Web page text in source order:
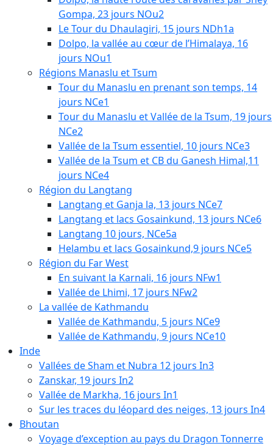
Gompa, 23 jours NOu2
Le Tour du Dhaulagiri, 15 jours NDh1a
Dolpo, la vallée au cœur de l’Himalaya, 16
jours NOu1
Régions Manaslu et Tsum
Tour du Manaslu en prenant son temps, 14
jours NCe1
Tour du Manaslu et Vallée de la Tsum, 19 jours
NCe2
Vallée de la Tsum essentiel, 10 jours NCe3
Vallée de la Tsum et CB du Ganesh Himal,11
jours NCe4
Région du Langtang
Langtang et Ganja la, 13 jours NCe7
Langtang et lacs Gosainkund, 13 jours NCe6
Langtang 10 jours, NCe5a
Helambu et lacs Gosainkund,9 jours NCe5
Région du Far West
En suivant la Karnali, 16 jours NFw1
Vallée de Lhimi, 17 jours NFw2
La vallée de Kathmandu
Vallée de Kathmandu, 5 jours NCe9
Vallée de Kathmandu, 9 jours NCe10
Inde
Vallées de Sham et Nubra 12 jours In3
Zanskar, 19 jours In2
Vallée de Markha, 16 jours In1
Sur les traces du léopard des neiges, 13 jours In4
Bhoutan
Voyage d’exception au pays du Dragon Tonnerre